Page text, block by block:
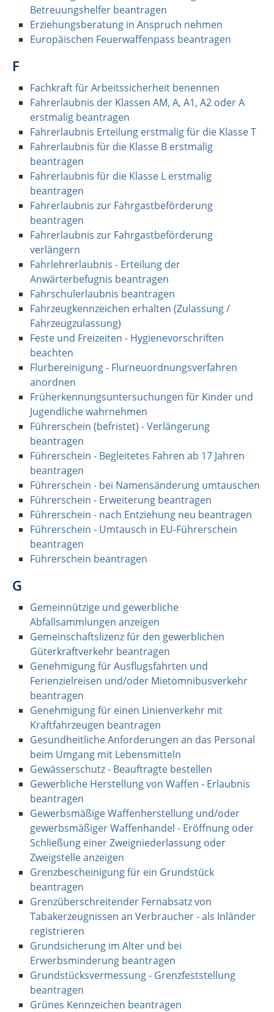
Betreuungshelfer beantragen
Erziehungsberatung in Anspruch nehmen
Europäischen Feuerwaffenpass beantragen
F
Fachkraft für Arbeitssicherheit benennen
Fahrerlaubnis der Klassen AM, A, A1, A2 oder A
erstmalig beantragen
Fahrerlaubnis Erteilung erstmalig für die Klasse T
Fahrerlaubnis für die Klasse B erstmalig
beantragen
Fahrerlaubnis für die Klasse L erstmalig
beantragen
Fahrerlaubnis zur Fahrgastbeförderung
beantragen
Fahrerlaubnis zur Fahrgastbeförderung
verlängern
Fahrlehrerlaubnis - Erteilung der
Anwärterbefugnis beantragen
Fahrschulerlaubnis beantragen
Fahrzeugkennzeichen erhalten (Zulassung /
Fahrzeugzulassung)
Feste und Freizeiten - Hygienevorschriften
beachten
Flurbereinigung - Flurneuordnungsverfahren
anordnen
Früherkennungsuntersuchungen für Kinder und
Jugendliche wahrnehmen
Führerschein (befristet) - Verlängerung
beantragen
Führerschein - Begleitetes Fahren ab 17 Jahren
beantragen
Führerschein - bei Namensänderung umtauschen
Führerschein - Erweiterung beantragen
Führerschein - nach Entziehung neu beantragen
Führerschein - Umtausch in EU-Führerschein
beantragen
Führerschein beantragen
G
Gemeinnützige und gewerbliche
Abfallsammlungen anzeigen
Gemeinschaftslizenz für den gewerblichen
Güterkraftverkehr beantragen
Genehmigung für Ausflugsfahrten und
Ferienzielreisen und/oder Mietomnibusverkehr
beantragen
Genehmigung für einen Linienverkehr mit
Kraftfahrzeugen beantragen
Gesundheitliche Anforderungen an das Personal
beim Umgang mit Lebensmitteln
Gewässerschutz - Beauftragte bestellen
Gewerbliche Herstellung von Waffen - Erlaubnis
beantragen
Gewerbsmäßige Waffenherstellung und/oder
gewerbsmäßiger Waffenhandel - Eröffnung oder
Schließung einer Zweigniederlassung oder
Zweigstelle anzeigen
Grenzbescheinigung für ein Grundstück
beantragen
Grenzüberschreitender Fernabsatz von
Tabakerzeugnissen an Verbraucher - als Inländer
registrieren
Grundsicherung im Alter und bei
Erwerbsminderung beantragen
Grundstücksvermessung - Grenzfeststellung
beantragen
Grünes Kennzeichen beantragen